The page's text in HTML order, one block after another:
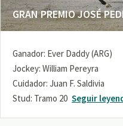
GRAN PREMIO JOSÉ
Ganador: Ever Daddy (ARG)
Jockey: William Pereyra
Cuidador: Juan F. Saldivia
Stud: Tramo 20 Seguir